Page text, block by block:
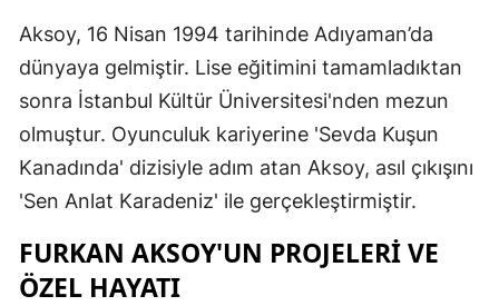
Manisa
Mardin
Muğla
Aksoy, 16 Nisan 1994 tarihinde Adıyaman’da
dünyaya gelmiştir. Lise eğitimini tamamladıktan
sonra İstanbul Kültür Üniversitesi'nden mezun
olmuştur. Oyunculuk kariyerine 'Sevda Kuşun
Kanadında' dizisiyle adım atan Aksoy, asıl çıkışını
'Sen Anlat Karadeniz' ile gerçekleştirmiştir.
FURKAN AKSOY'UN PROJELERI VE
ÖZEL HAYATI